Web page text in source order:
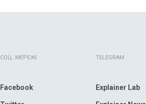
СОЦ. МЕРЕЖІ TELEGRAM
Facebook Explainer Lab